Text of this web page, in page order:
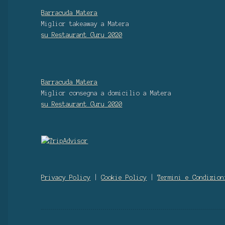
Barracuda Matera
Miglior takeaway a Matera
su Restaurant Guru
2020
Barracuda Matera
Miglior consegna a domicilio a Matera
su Restaurant Guru
2020
Privacy Policy |Cookie Policy |Termini e